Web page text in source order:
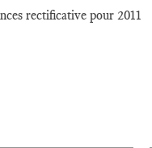
rectificative pour 2011